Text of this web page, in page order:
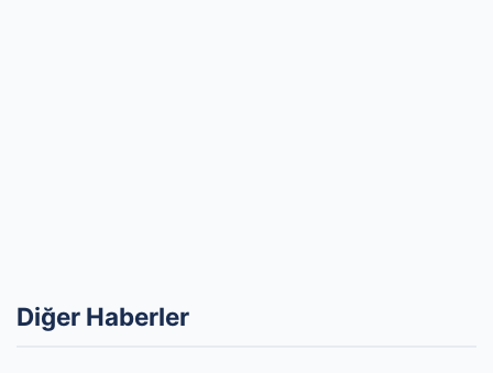
Diğer Haberler